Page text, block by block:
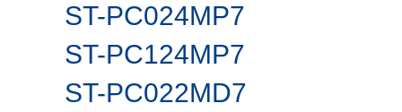
ST-PC024MP7
ST-PC124MP7
ST-PC022MD7